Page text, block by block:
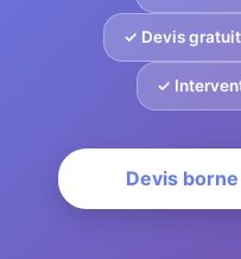
✓ Devis
✓
Devis